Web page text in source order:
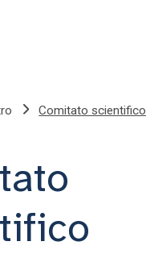
Comitato scientifico